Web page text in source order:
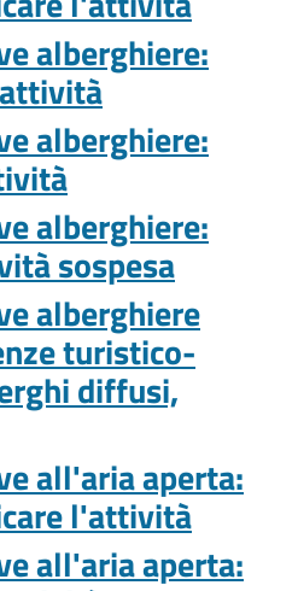
alberghiere:
alberghiere:
alberghiere:
sospesa
alberghiere
turistico-
diffusi,
all'aria aperta:
l'attività
all'aria aperta: